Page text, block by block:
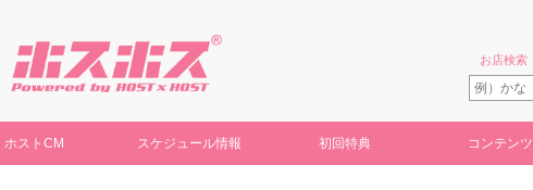
お店検索
ホストCM スケジュール情報 初回特典 コンテンツ